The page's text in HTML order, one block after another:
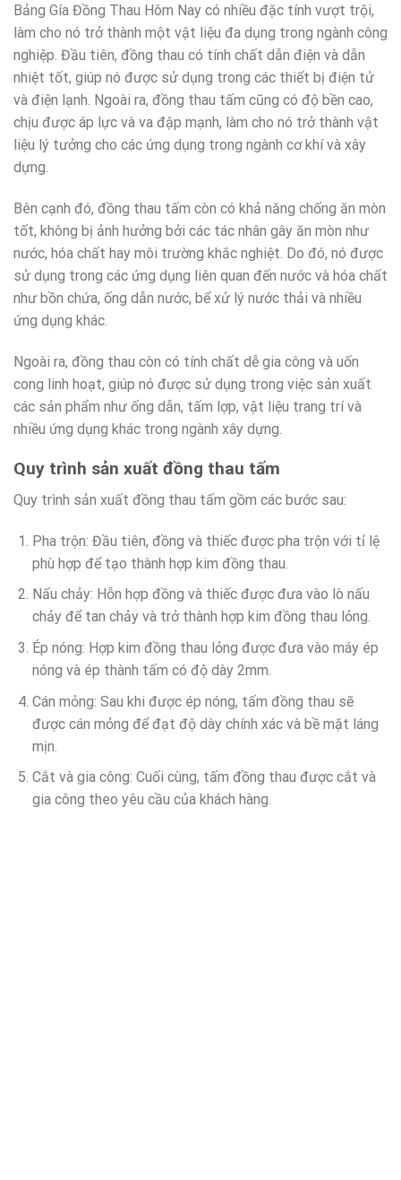
Bảng Gía Đồng Thau Hôm Nay có nhiều đặc tính vượt trội,
làm cho nó trở thành một vật liệu đa dụng trong ngành công
nghiệp. Đầu tiên, đồng thau có tính chất dẫn điện và dẫn
nhiệt tốt, giúp nó được sử dụng trong các thiết bị điện tử
và điện lạnh. Ngoài ra, đồng thau tấm cũng có độ bền cao,
chịu được áp lực và va đập mạnh, làm cho nó trở thành vật
liệu lý tưởng cho các ứng dụng trong ngành cơ khí và xây
dựng.
Bên cạnh đó, đồng thau tấm còn có khả năng chống ăn mòn
tốt, không bị ảnh hưởng bởi các tác nhân gây ăn mòn như
nước, hóa chất hay môi trường khắc nghiệt. Do đó, nó được
sử dụng trong các ứng dụng liên quan đến nước và hóa chất
như bồn chứa, ống dẫn nước, bể xử lý nước thải và nhiều
ứng dụng khác.
Ngoài ra, đồng thau còn có tính chất dễ gia công và uốn
cong linh hoạt, giúp nó được sử dụng trong việc sản xuất
các sản phẩm như ống dẫn, tấm lợp, vật liệu trang trí và
nhiều ứng dụng khác trong ngành xây dựng.
Quy trình sản xuất đồng thau tấm
Quy trình sản xuất đồng thau tấm gồm các bước sau:
Pha trộn: Đầu tiên, đồng và thiếc được pha trộn với tỉ lệ
phù hợp để tạo thành hợp kim đồng thau.
Nấu chảy: Hỗn hợp đồng và thiếc được đưa vào lò nấu
chảy để tan chảy và trở thành hợp kim đồng thau lỏng.
Ép nóng: Hợp kim đồng thau lỏng được đưa vào máy ép
nóng và ép thành tấm có độ dày 2mm.
Cán mỏng: Sau khi được ép nóng, tấm đồng thau sẽ
được cán mỏng để đạt độ dày chính xác và bề mặt láng
mịn.
Cắt và gia công: Cuối cùng, tấm đồng thau được cắt và
gia công theo yêu cầu của khách hàng.